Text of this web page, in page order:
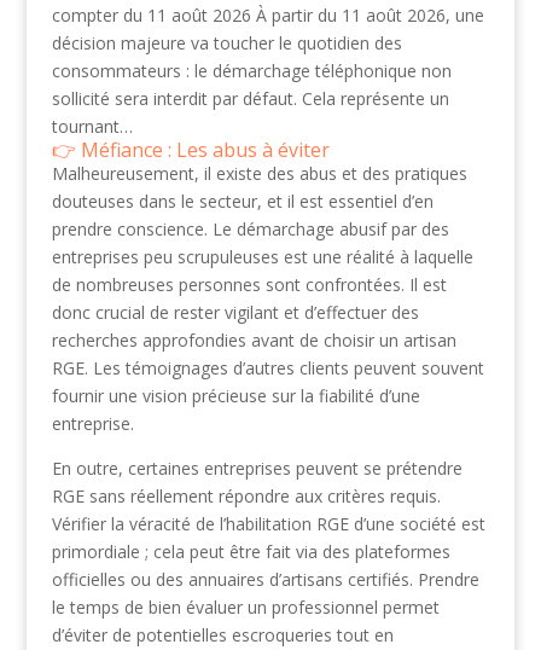
compter du 11 août 2026 À partir du 11 août 2026, une
décision majeure va toucher le quotidien des
consommateurs : le démarchage téléphonique non
sollicité sera interdit par défaut. Cela représente un
tournant…
Méfiance : Les abus à éviter
Malheureusement, il existe des abus et des pratiques
douteuses dans le secteur, et il est essentiel d’en
prendre conscience. Le démarchage abusif par des
entreprises peu scrupuleuses est une réalité à laquelle
de nombreuses personnes sont confrontées. Il est
donc crucial de rester vigilant et d’effectuer des
recherches approfondies avant de choisir un artisan
RGE. Les témoignages d’autres clients peuvent souvent
fournir une vision précieuse sur la fiabilité d’une
entreprise.
En outre, certaines entreprises peuvent se prétendre
RGE sans réellement répondre aux critères requis.
Vérifier la véracité de l’habilitation RGE d’une société est
primordiale ; cela peut être fait via des plateformes
officielles ou des annuaires d’artisans certifiés. Prendre
le temps de bien évaluer un professionnel permet
d’éviter de potentielles escroqueries tout en